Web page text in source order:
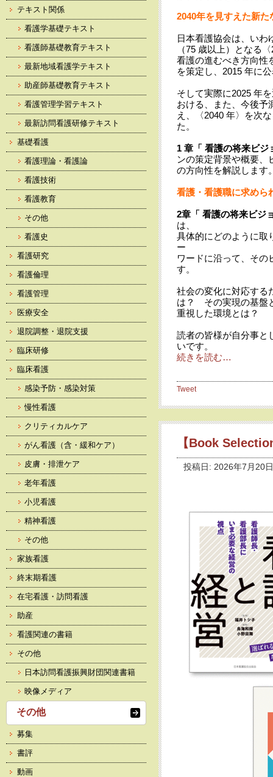
2040年を見すえた新た
日本看護協会は、いわ
（75 歳以上）となる
看護の進むべき方向性
を策定し、2015 年に
そして実際に2025 年
おける、また、今後予
え、〈2040 年〉を次
た。
1 章「 看護の将来ビジ
ンの策定背景や概要、
の方向性を解説します
看護・看護職に求めら
2章「 看護の将来ビジ
は、
具体的にどのように取
ー
ワードに沿って、その
す。
社会の変化に対応する
は？ その実現の基盤
重視した環境とは？
読者の皆様が自分事と
いです。
続きを読む…
Tweet
【Book
投稿日: 2026年7月20
テキスト関係
看護学基礎テキスト
看護師基礎教育テキスト
最新地域看護学テキスト
助産師基礎教育テキスト
看護管理学習テキスト
最新訪問看護研修テキスト
基礎看護
看護理論・看護論
看護技術
看護教育
その他
看護史
看護研究
看護倫理
看護管理
医療安全
退院調整・退院支援
臨床研修
臨床看護
感染予防・感染対策
慢性看護
クリティカルケア
がん看護（含・緩和ケア）
皮膚・排泄ケア
老年看護
小児看護
精神看護
その他
家族看護
終末期看護
在宅看護・訪問看護
助産
看護関連の書籍
その他
日本訪問看護振興財団関連書籍
映像メディア
その他
募集
書評
動画